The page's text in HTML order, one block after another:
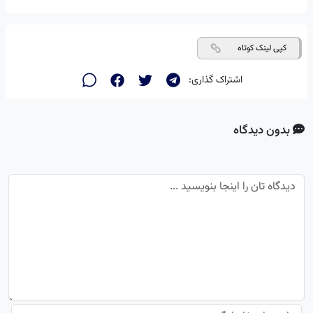
کپی لینک کوتاه
اشتراک گذاری:
بدون دیدگاه